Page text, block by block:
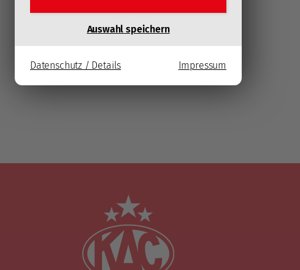
Auswahl speichern
Datenschutz / Details Impressum